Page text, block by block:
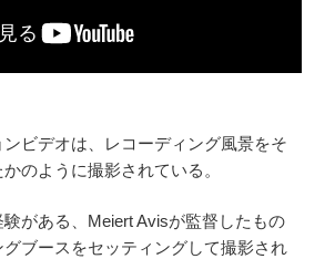
ビデオは、レコーディング風景をそ
のように撮影されている。
がある、Meiert Avisが監督したもの
ブースをセッティングして撮影され